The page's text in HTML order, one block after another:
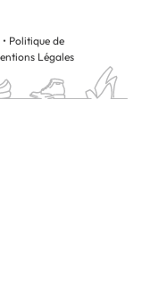
• Politique de
Légales